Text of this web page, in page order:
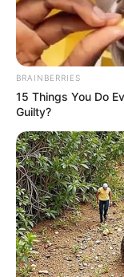
BRAINBERRIES
15 Things You Do
Guilty?